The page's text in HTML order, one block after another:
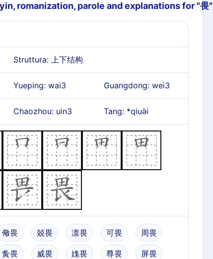
romanization, parole and explanations for "畏"
Struttura: 上下结构
Yueping: wai3 Guangdong: wei3
Chaozhou: uin3 Tang: *qiuə̀i
儆畏 兢畏 凛畏 可畏 周畏
夤畏 威畏 媿畏 尊畏 屏畏